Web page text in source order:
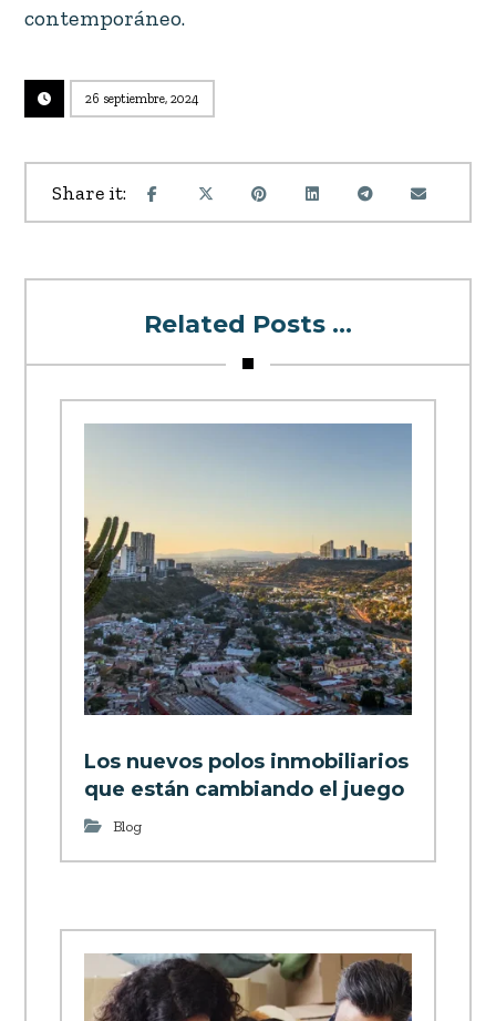
contemporáneo.
26 septiembre, 2024
Related Posts ...
Los nuevos polos inmobiliarios
que están cambiando el juego
Blog